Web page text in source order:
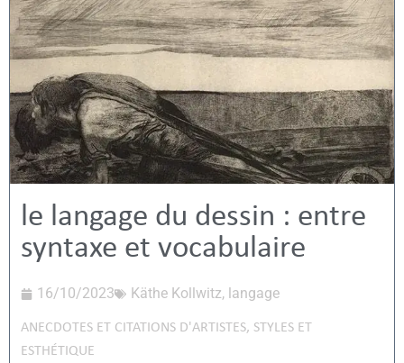
le langage du dessin : entre
syntaxe et vocabulaire
16/10/2023 Käthe Kollwitz, langage
ANECDOTES ET CITATIONS D'ARTISTES, STYLES ET
ESTHÉTIQUE